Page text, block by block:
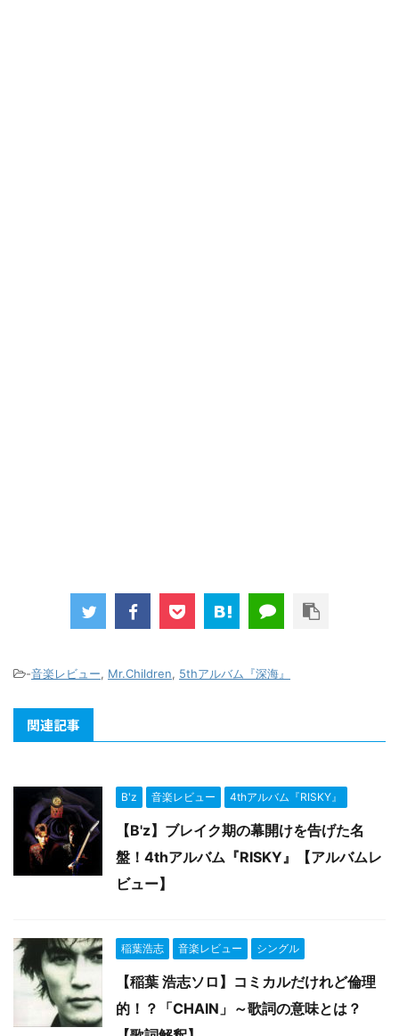
-音楽レビュー, Mr.Children, 5thアルバム『深海』
関連記事
B'z 音楽レビュー 4thアルバム『RISKY』
【B'z】ブレイク期の幕開けを告げた名
盤！4thアルバム『RISKY』【アルバムレ
ビュー】
稲葉浩志 音楽レビュー シングル
【稲葉 浩志ソロ】コミカルだけれど倫理
的！？「CHAIN」～歌詞の意味とは？